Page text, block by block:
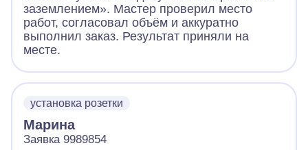
заземлением». Мастер проверил место
работ, согласовал объём и аккуратно
выполнил заказ. Результат приняли на
месте.
установка розетки
Марина
Заявка 9989854